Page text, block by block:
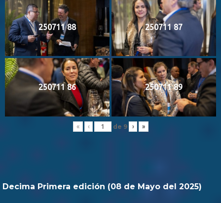
250711 88 250711 87
250711 86 250711 89
« ‹ de 9 › »
Decima Primera edición (08 de Mayo del 2025)